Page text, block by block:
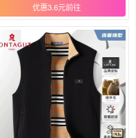
优惠3.6元